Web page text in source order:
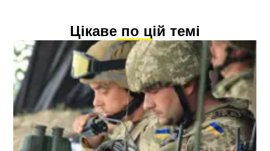
Цікаве по цій темі